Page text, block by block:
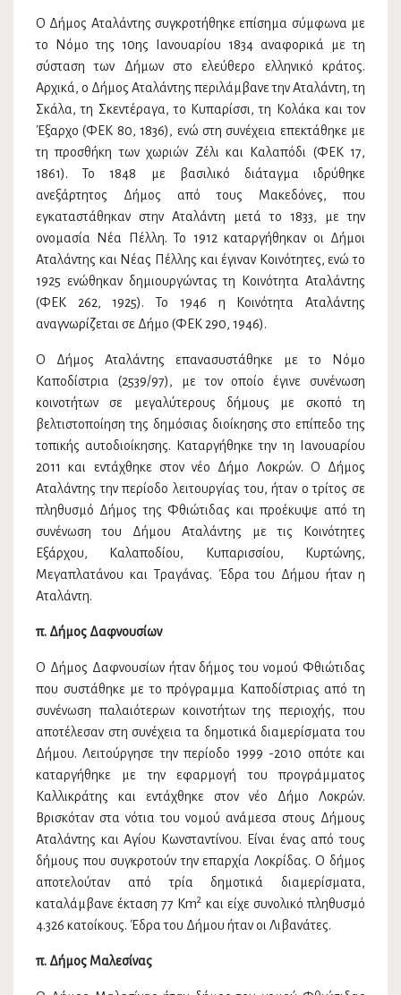
Ο Δήμος Αταλάντης συγκροτήθηκε επίσημα σύμφωνα με
το Νόμο της 10ης Ιανουαρίου 1834 αναφορικά με τη
σύσταση των Δήμων στο ελεύθερο ελληνικό κράτος.
Αρχικά, ο Δήμος Αταλάντης περιλάμβανε την Αταλάντη, τη
Σκάλα, τη Σκεντέραγα, το Κυπαρίσσι, τη Κολάκα και τον
Έξαρχο (ΦΕΚ 80, 1836), ενώ στη συνέχεια επεκτάθηκε με
τη προσθήκη των χωριών Ζέλι και Καλαπόδι (ΦΕΚ 17,
1861). Το 1848 με βασιλικό διάταγμα ιδρύθηκε
ανεξάρτητος Δήμος από τους Μακεδόνες, που
εγκαταστάθηκαν στην Αταλάντη μετά το 1833, με την
ονομασία Νέα Πέλλη. Το 1912 καταργήθηκαν οι Δήμοι
Αταλάντης και Νέας Πέλλης και έγιναν Κοινότητες, ενώ το
1925 ενώθηκαν δημιουργώντας τη Κοινότητα Αταλάντης
(ΦΕΚ 262, 1925). Το 1946 η Κοινότητα Αταλάντης
αναγνωρίζεται σε Δήμο (ΦΕΚ 290, 1946).
Ο Δήμος Αταλάντης επανασυστάθηκε με το Νόμο
Καποδίστρια (2539/97), με τον οποίο έγινε συνένωση
κοινοτήτων σε μεγαλύτερους δήμους με σκοπό τη
βελτιστοποίηση της δημόσιας διοίκησης στο επίπεδο της
τοπικής αυτοδιοίκησης. Καταργήθηκε την 1η Ιανουαρίου
2011 και εντάχθηκε στον νέο Δήμο Λοκρών. Ο Δήμος
Αταλάντης την περίοδο λειτουργίας του, ήταν ο τρίτος σε
πληθυσμό Δήμος της Φθιώτιδας και προέκυψε από τη
συνένωση του Δήμου Αταλάντης με τις Κοινότητες
Εξάρχου, Καλαποδίου, Κυπαρισσίου, Κυρτώνης,
Μεγαπλατάνου και Τραγάνας. Έδρα του Δήμου ήταν η
Αταλάντη.
π. Δήμος Δαφνουσίων
Ο Δήμος Δαφνουσίων ήταν δήμος του νομού Φθιώτιδας
που συστάθηκε με το πρόγραμμα Καποδίστριας από τη
συνένωση παλαιότερων κοινοτήτων της περιοχής, που
αποτέλεσαν στη συνέχεια τα δημοτικά διαμερίσματα του
Δήμου. Λειτούργησε την περίοδο 1999 -2010 οπότε και
καταργήθηκε με την εφαρμογή του προγράμματος
Καλλικράτης και εντάχθηκε στον νέο Δήμο Λοκρών.
Βρισκόταν στα νότια του νομού ανάμεσα στους Δήμους
Αταλάντης και Αγίου Κωνσταντίνου. Είναι ένας από τους
δήμους που συγκροτούν την επαρχία Λοκρίδας. Ο δήμος
αποτελούταν από τρία δημοτικά διαμερίσματα,
καταλάμβανε έκταση 77 Km2 και είχε συνολικό πληθυσμό
4.326 κατοίκους. Έδρα του Δήμου ήταν οι Λιβανάτες.
π. Δήμος Μαλεσίνας